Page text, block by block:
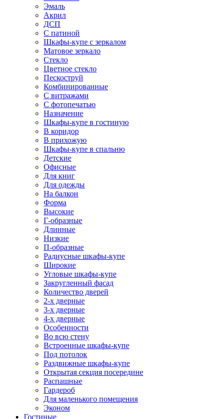
Эмаль
Акрил
ДСП
С патиной
Шкафы-купе с зеркалом
Матовое зеркало
Стекло
Цветное стекло
Пескоструй
Комбинированные
С витражами
С фотопечатью
Назначение
Шкафы-купе в гостиную
В коридор
В прихожую
Шкафы-купе в спальню
Детские
Офисные
Для книг
Для одежды
На балкон
Форма
Высокие
Г-образные
Длинные
Низкие
П-образные
Радиусные шкафы-купе
Широкие
Угловые шкафы-купе
Закругленный фасад
Количество дверей
2-х дверные
3-х дверные
4-х дверные
Особенности
Во всю стену
Встроенные шкафы-купе
Под потолок
Раздвижные шкафы-купе
Открытая секция посередине
Распашные
Гардероб
Для маленького помещения
Эконом
Гостиные